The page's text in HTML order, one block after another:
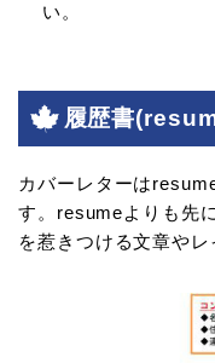
い。
履歴書
カバーレターは
す。resumeよりも先
を惹きつける文章やレ